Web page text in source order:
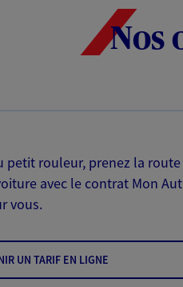
Nos
petit rouleur, prenez la
avec le contrat Mon
vous.
UN TARIF EN LIGNE